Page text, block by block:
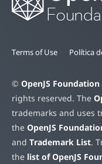
Terms of Use Política
© OpenJS Foundation
rights reserved. The
trademarks and uses
the OpenJS
and Trademark List.
the list of OpenJS